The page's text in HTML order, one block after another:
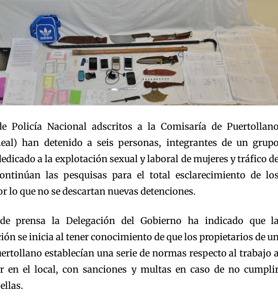
Policía Nacional adscritos a la Comisaría de Puertollano
han detenido a seis personas, integrantes de un grupo
a la explotación sexual y laboral de mujeres y tráfico
las pesquisas para el total esclarecimiento de los
lo que no se descartan nuevas detenciones.
prensa la Delegación del Gobierno ha indicado que
se inicia al tener conocimiento de que los propietarios de
establecían una serie de normas respecto al trabajo
en el local, con sanciones y multas en caso de no